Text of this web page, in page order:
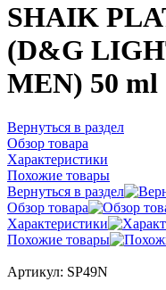
SHAIK
(D&G
MEN) 50 ml
Вернуться в раздел
Обзор товара
Характеристики
Похожие товары
Вернуться в раздел
Обзор товара
Характеристики
Похожие товары
Артикул: SP49N